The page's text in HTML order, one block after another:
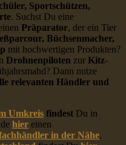
Sportschützen,
. Suchst Du eine
Präparator, der ein Tier
Büchsenmacher,
mit hochwertigen Produkten?
Drohnenpiloten zur Kitz-
Dann nutze
relevanten Händler und
Umkreis findest Du in
hier einen
in der Nähe.